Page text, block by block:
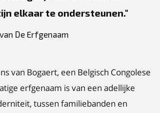
elkaar te ondersteunen.
De Erfgenaam
van Bogaert, een Belgisch Congolese
erfgenaam is van een adellijke
tussen familiebanden en